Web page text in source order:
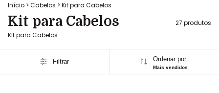
Início > Cabelos > Kit para Cabelos
Kit para Cabelos
27 produtos
Kit para Cabelos
Filtrar Ordenar por:
Mais vendidos